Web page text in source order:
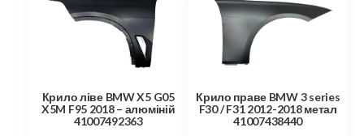
Крило ліве BMW X5 G05
X5M F95 2018 – алюміній
41007492363
Крило праве BMW 3 series
F30 / F31 2012-2018 метал
41007438440